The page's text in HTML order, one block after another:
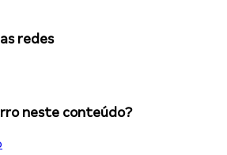
redes
neste conteúdo?